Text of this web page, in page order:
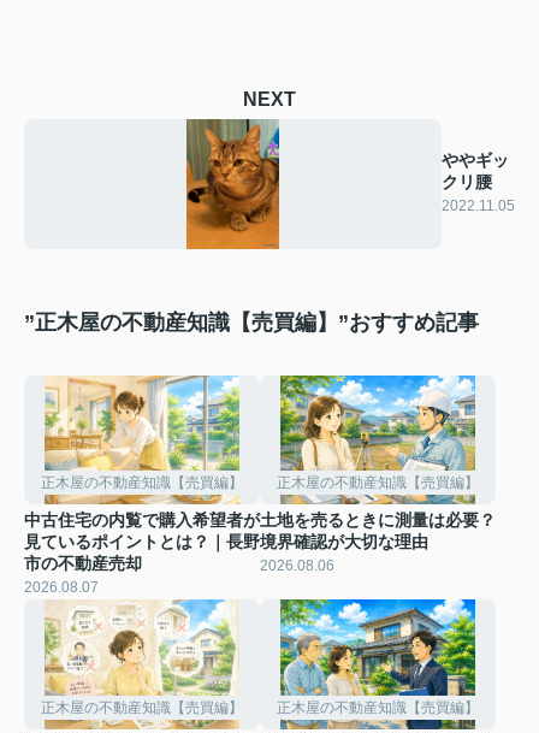
NEXT
ややギッ
クリ腰
2022.11.05
”正木屋の不動産知識【売買編】”おすすめ記事
正木屋の不動産知識【売買編】
中古住宅の内覧で購入希望者が
見ているポイントとは？｜長野
市の不動産売却
2026.08.07
正木屋の不動産知識【売買編】
土地を売るときに測量は必要？
境界確認が大切な理由
2026.08.06
正木屋の不動産知識【売買編】 正木屋の不動産知識【売買編】